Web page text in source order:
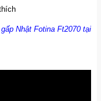
Nhật Fotina Ft2070 tại